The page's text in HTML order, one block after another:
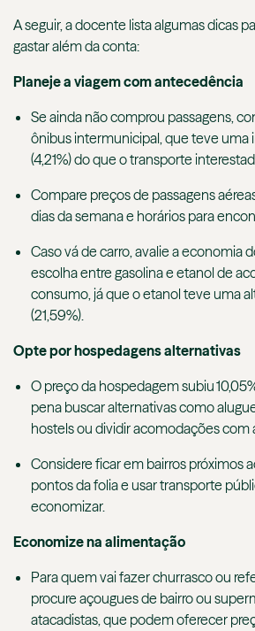
A seguir, a docente lista algumas dicas
gastar além da conta:
Planeje a viagem com antecedência
Se ainda não comprou passagens,
ônibus intermunicipal, que teve uma
(4,21%) do que o transporte
Compare preços de passagens
dias da semana e horários para
Caso vá de carro, avalie a economia
escolha entre gasolina e etanol de
consumo, já que o etanol teve uma
(21,59%).
Opte por hospedagens alternativas
O preço da hospedagem subiu
pena buscar alternativas como
hostels ou dividir acomodações com
Considere ficar em bairros próximos
pontos da folia e usar transporte
economizar.
Economize na alimentação
Para quem vai fazer churrasco ou
procure açougues de bairro ou
atacadistas, que podem oferecer